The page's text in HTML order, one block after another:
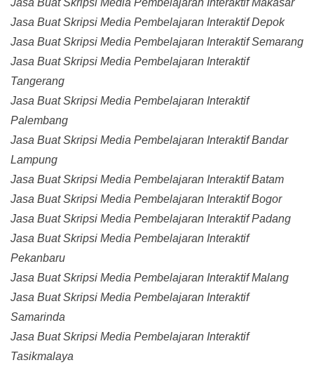
Jasa Buat Skripsi Media Pembelajaran Interaktif Makasar
Jasa Buat Skripsi Media Pembelajaran Interaktif Depok
Jasa Buat Skripsi Media Pembelajaran Interaktif Semarang
Jasa Buat Skripsi Media Pembelajaran Interaktif
Tangerang
Jasa Buat Skripsi Media Pembelajaran Interaktif
Palembang
Jasa Buat Skripsi Media Pembelajaran Interaktif Bandar
Lampung
Jasa Buat Skripsi Media Pembelajaran Interaktif Batam
Jasa Buat Skripsi Media Pembelajaran Interaktif Bogor
Jasa Buat Skripsi Media Pembelajaran Interaktif Padang
Jasa Buat Skripsi Media Pembelajaran Interaktif
Pekanbaru
Jasa Buat Skripsi Media Pembelajaran Interaktif Malang
Jasa Buat Skripsi Media Pembelajaran Interaktif
Samarinda
Jasa Buat Skripsi Media Pembelajaran Interaktif
Tasikmalaya